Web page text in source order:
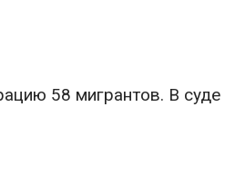
58 мигрантов. В суде